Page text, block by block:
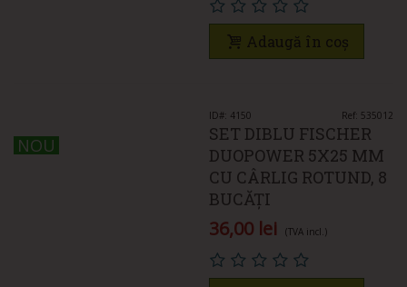
Adaugă în coș
NOU
NOU
ID#: 4150 Ref: 535012
SET DIBLU FISCHER
DUOPOWER 5X25 MM
CU CÂRLIG ROTUND, 8
BUCĂȚI
36,00 lei (TVA incl.)